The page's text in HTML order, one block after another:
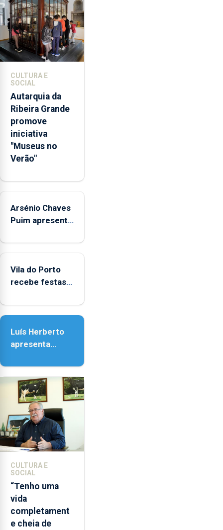
doméstica,
através
da
promoção
de
pessoais,
emocionais
e
sociais
junto
das
crianças
CULTURA E
SOCIAL
Autarquia da
Ribeira Grande
promove
iniciativa
"Museus no
Verão"
Arsénio Chaves
Puim apresenta
Biblioteca de
Vila do Porto
recebe festas
Nossa Senhora
Luís Herberto
apresenta
Paisagem’
CULTURA E
SOCIAL
“Tenho uma
vida
completament
e cheia de